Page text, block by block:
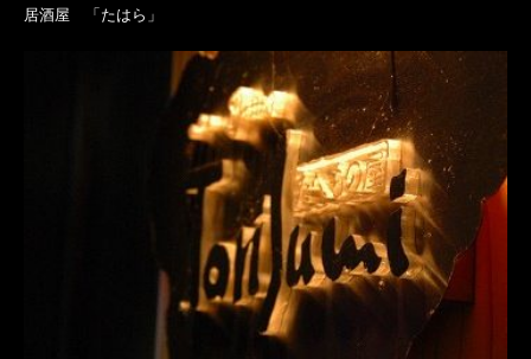
居酒屋 「たはら」